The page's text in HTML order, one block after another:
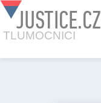
JUSTICE.CZ
TLUMOCNICI